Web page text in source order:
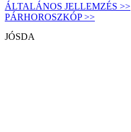
ÁLTALÁNOS JELLEMZÉS >>
PÁRHOROSZKÓP >>
JÓSDA